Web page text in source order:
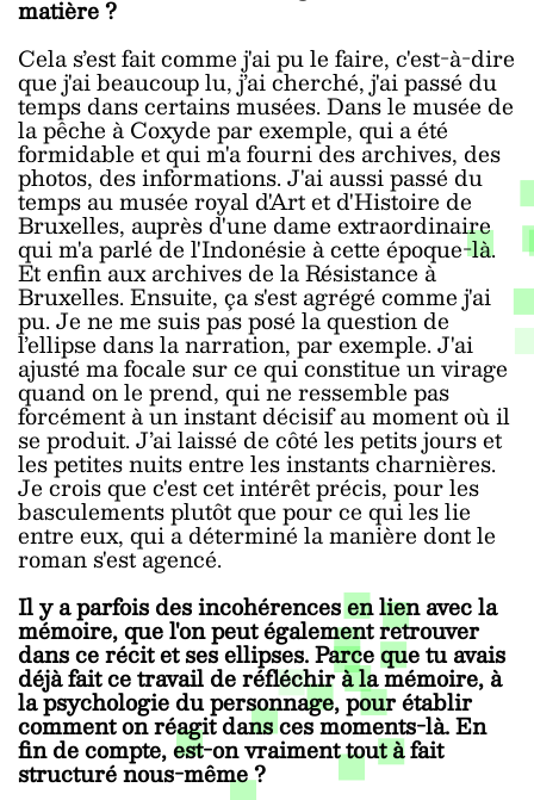
matière ?
Cela s’est fait comme j'ai pu le faire, c'est-à-dire
que j'ai beaucoup lu, j’ai cherché, j'ai passé du
temps dans certains musées. Dans le musée de
la pêche à Coxyde par exemple, qui a été
formidable et qui m'a fourni des archives, des
photos, des informations. J'ai aussi passé du
temps au musée royal d'Art et d'Histoire de
Bruxelles, auprès d'une dame extraordinaire
qui m'a parlé de l'Indonésie à cette époque-là.
Et enfin aux archives de la Résistance à
Bruxelles. Ensuite, ça s'est agrégé comme j'ai
pu. Je ne me suis pas posé la question de
l’ellipse dans la narration, par exemple. J'ai
ajusté ma focale sur ce qui constitue un virage
quand on le prend, qui ne ressemble pas
forcément à un instant décisif au moment où il
se produit. J’ai laissé de côté les petits jours et
les petites nuits entre les instants charnières.
Je crois que c'est cet intérêt précis, pour les
basculements plutôt que pour ce qui les lie
entre eux, qui a déterminé la manière dont le
roman s'est agencé.
Il y a parfois des incohérences en lien avec la
mémoire, que l'on peut également retrouver
dans ce récit et ses ellipses. Parce que tu avais
déjà fait ce travail de réfléchir à la mémoire, à
la psychologie du personnage, pour établir
comment on réagit dans ces moments-là. En
fin de compte, est-on vraiment tout à fait
structuré nous-même ?